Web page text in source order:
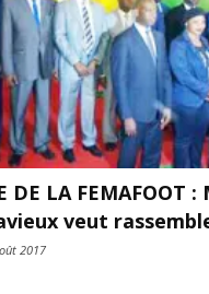
DE LA FEMAFOOT
veut
2017